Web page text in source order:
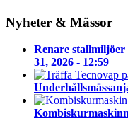
Nyheter & Mässor
Renare stallmiljöer
31, 2026 - 12:59
Underhållsmässan
Kombiskurmaskin